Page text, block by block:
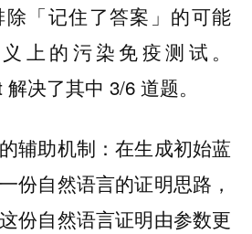
「记住了答案」的可能
上的污染免疫测试。
决了其中 3/6 道题。
辅助机制：在生成初始蓝
份自然语言的证明思路，
份自然语言证明由参数更